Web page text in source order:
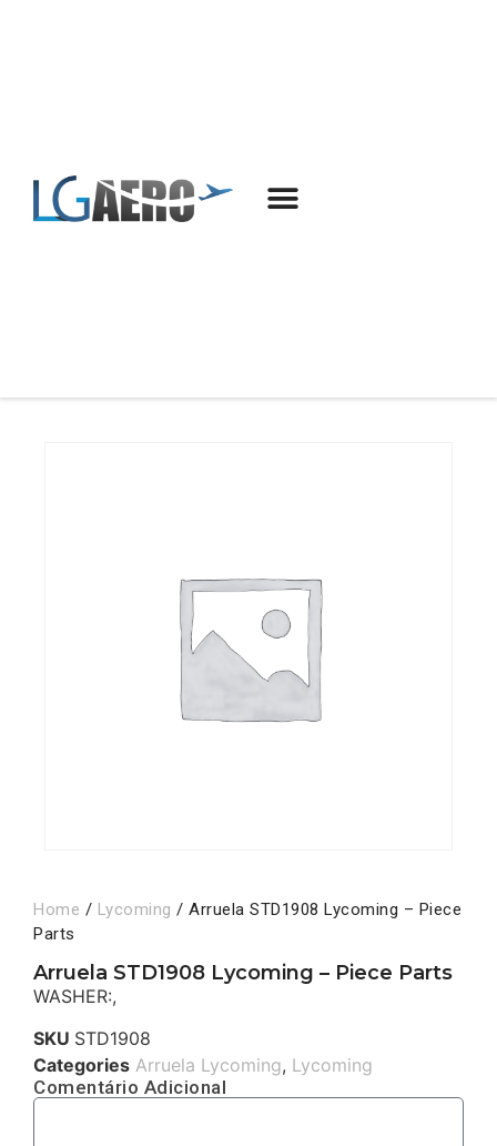
Home / Lycoming / Arruela STD1908 Lycoming – Piece
Parts
Arruela STD1908 Lycoming – Piece Parts
WASHER:,
SKU STD1908
Categories Arruela Lycoming, Lycoming
Comentário Adicional